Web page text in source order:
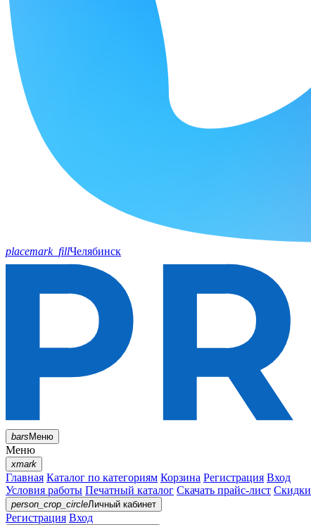
placemark_fillЧелябинск
barsМеню
Меню
xmark
Главная Каталог по категориям Корзина Регистрация Вход
Условия работы Печатный каталог Скачать прайс-лист Скидки
person_crop_circleЛичный кабинет
Регистрация Вход